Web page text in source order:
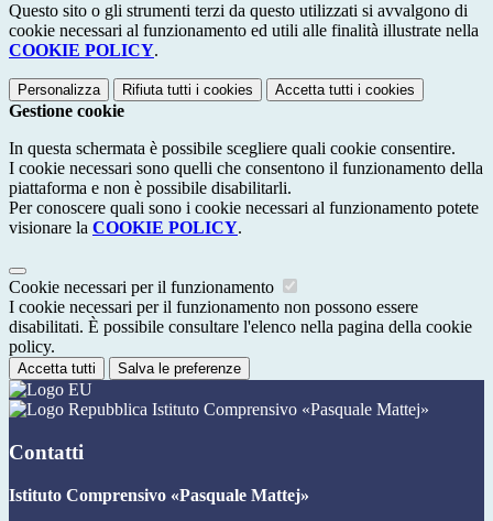
Questo sito o gli strumenti terzi da questo utilizzati si avvalgono di
cookie necessari al funzionamento ed utili alle finalità illustrate nella
COOKIE POLICY.
Personalizza Rifiuta tutti i cookies Accetta tutti i cookies
Gestione cookie
In questa schermata è possibile scegliere quali cookie consentire.
I cookie necessari sono quelli che consentono il funzionamento della
piattaforma e non è possibile disabilitarli.
Per conoscere quali sono i cookie necessari al funzionamento potete
visionare la COOKIE POLICY.
Cookie necessari per il funzionamento
I cookie necessari per il funzionamento non possono essere
disabilitati. È possibile consultare l'elenco nella pagina della cookie
policy.
Accetta tutti Salva le preferenze
Istituto Comprensivo «Pasquale Mattej»
Contatti
Istituto Comprensivo «Pasquale Mattej»